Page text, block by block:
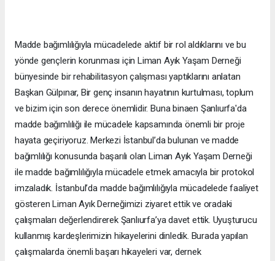
Madde bağımlılığıyla mücadelede aktif bir rol aldıklarını ve bu
yönde gençlerin korunması için Liman Ayık Yaşam Derneği
bünyesinde bir rehabilitasyon çalışması yaptıklarını anlatan
Başkan Gülpınar, Bir genç insanın hayatının kurtulması, toplum
ve bizim için son derece önemlidir. Buna binaen Şanlıurfa'da
madde bağımlılığı ile mücadele kapsamında önemli bir proje
hayata geçiriyoruz. Merkezi İstanbul’da bulunan ve madde
bağımlılığı konusunda başarılı olan Liman Ayık Yaşam Derneği
ile madde bağımlılığıyla mücadele etmek amacıyla bir protokol
imzaladık. İstanbul’da madde bağımlılığıyla mücadelede faaliyet
gösteren Liman Ayık Derneğimizi ziyaret ettik ve oradaki
çalışmaları değerlendirerek Şanlıurfa’ya davet ettik. Uyuşturucu
kullanmış kardeşlerimizin hikayelerini dinledik. Burada yapılan
çalışmalarda önemli başarı hikayeleri var, dernek